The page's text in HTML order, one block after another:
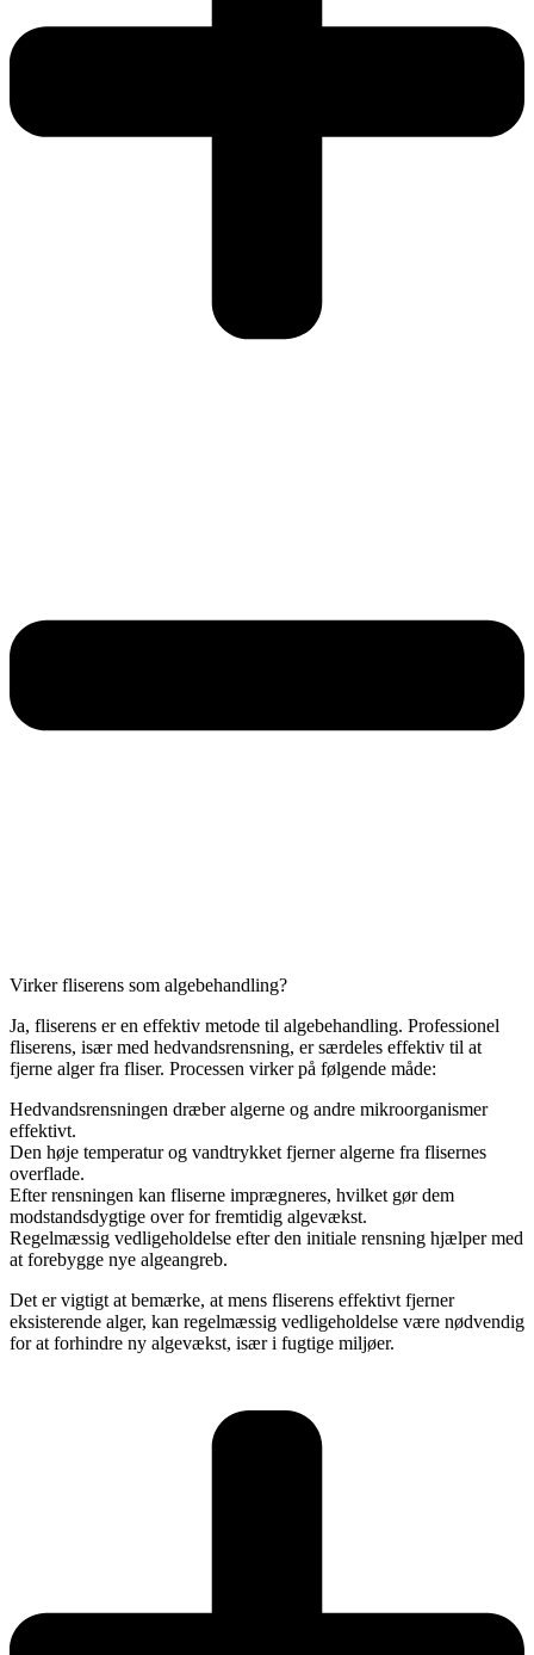
Virker fliserens som algebehandling?
Ja, fliserens er en effektiv metode til algebehandling. Professionel
fliserens, især med hedvandsrensning, er særdeles effektiv til at
fjerne alger fra fliser. Processen virker på følgende måde:
Hedvandsrensningen dræber algerne og andre mikroorganismer
effektivt.
Den høje temperatur og vandtrykket fjerner algerne fra flisernes
overflade.
Efter rensningen kan fliserne imprægneres, hvilket gør dem
modstandsdygtige over for fremtidig algevækst.
Regelmæssig vedligeholdelse efter den initiale rensning hjælper med
at forebygge nye algeangreb.
Det er vigtigt at bemærke, at mens fliserens effektivt fjerner
eksisterende alger, kan regelmæssig vedligeholdelse være nødvendig
for at forhindre ny algevækst, især i fugtige miljøer.